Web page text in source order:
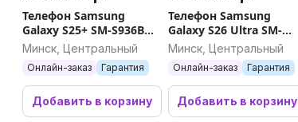
Телефон Samsung
Galaxy S25+ SM-S936B
12GB/256GB (мятный)
Минск, Центральный
Онлайн-заказ Гарантия
Добавить в корзину
Телефон Samsung
Galaxy S26 Ultra SM-
S9480 12GB/256GB
(голубой)
Минск, Центральный
Онлайн-заказ Гарантия
Добавить в корзину